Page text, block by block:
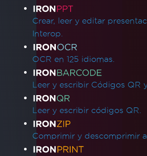
Crear, leer y editar
Interop.
OCR en 125 idiomas.
Leer y escribir Códigos QR
Leer y escribir códigos QR.
Comprimir y descomprimir